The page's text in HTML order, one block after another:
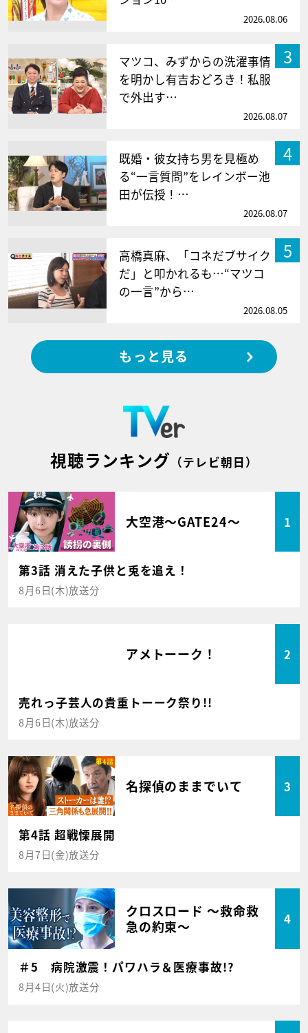
2026.08.06
3
マツコ、みずからの洗濯事情
を明かし有吉おどろき！私服
で外出す…
2026.08.07
4
既婚・彼女持ち男を見極め
る“一言質問”をレインボー池
田が伝授！…
2026.08.07
5
高橋真麻、「コネだブサイク
だ」と叩かれるも…“マツコ
の一言”から…
2026.08.05
もっと見る
視聴ランキング （テレビ朝日）
大空港～GATE24～ 1
第3話 消えた子供と兎を追え！
8月6日(木)放送分
アメトーーク！ 2
売れっ子芸人の貴重トーーク祭り!!
8月6日(木)放送分
名探偵のままでいて 3
第4話 超戦慄展開
8月7日(金)放送分
クロスロード ～救命救
急の約束～
4
＃5 病院激震！パワハラ＆医療事故!?
8月4日(火)放送分